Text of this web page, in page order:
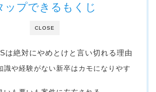
CLOSE
ップできるもくじ
は絶対にやめとけと言い切れる理由
や経験がない新卒はカモになりやす